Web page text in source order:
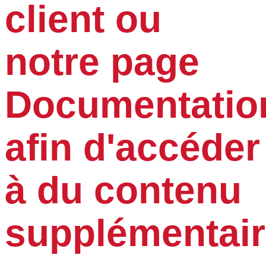
client ou
notre page
afin d'accéder
à du contenu